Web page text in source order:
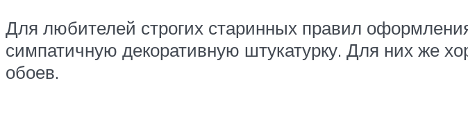
Для любителей строгих старинных правил
симпатичную декоративную штукатурку. Для них же
обоев.